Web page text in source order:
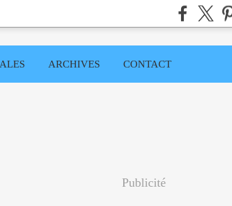
ARCHIVES CONTACT
Publicité